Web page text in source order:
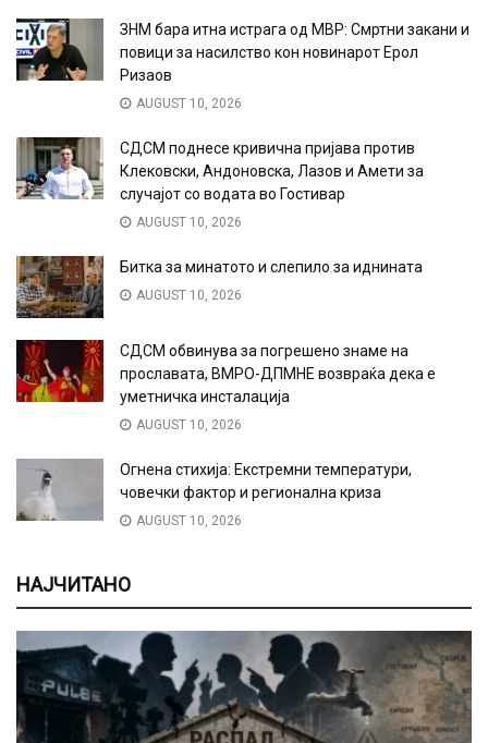
ЗНМ бара итна истрага од МВР: Смртни закани и
повици за насилство кон новинарот Ерол
Ризаов
AUGUST 10, 2026
СДСМ поднесе кривична пријава против
Клековски, Андоновска, Лазов и Амети за
случајот со водата во Гостивар
AUGUST 10, 2026
Битка за минатото и слепило за иднината
AUGUST 10, 2026
СДСМ обвинува за погрешено знаме на
прославата, ВМРО-ДПМНЕ возвраќа дека е
уметничка инсталација
AUGUST 10, 2026
Огнена стихија: Екстремни температури,
човечки фактор и регионална криза
AUGUST 10, 2026
НАЈЧИТАНО